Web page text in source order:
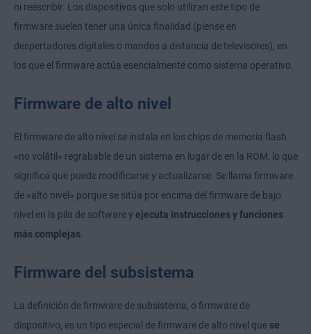
ni reescribir. Los dispositivos que solo utilizan este tipo de
firmware suelen tener una única finalidad (piense en
despertadores digitales o mandos a distancia de televisores), en
los que el firmware actúa esencialmente como sistema operativo.
Firmware de alto nivel
El firmware de alto nivel se instala en los chips de memoria flash
«no volátil» regrabable de un sistema en lugar de en la ROM, lo que
significa que puede modificarse y actualizarse. Se llama firmware
de «alto nivel» porque se sitúa por encima del firmware de bajo
nivel en la pila de software y ejecuta instrucciones y funciones
más complejas
Firmware del subsistema
La definición de firmware de subsistema, o firmware de
dispositivo, es un tipo especial de firmware de alto nivel que se